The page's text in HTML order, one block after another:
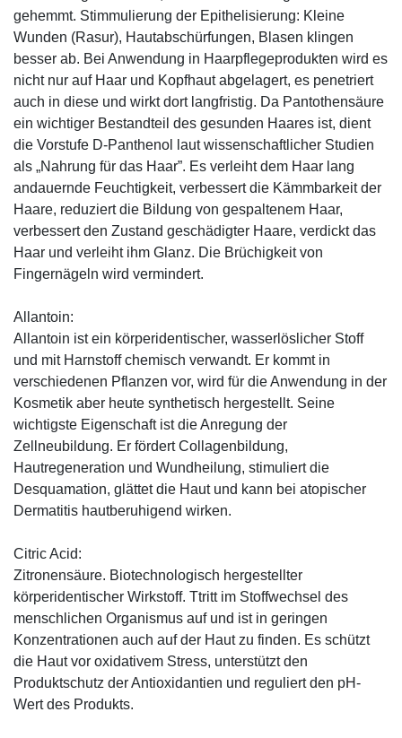
gehemmt. Stimmulierung der Epithelisierung: Kleine
Wunden (Rasur), Hautabschürfungen, Blasen klingen
besser ab. Bei Anwendung in Haarpflegeprodukten wird es
nicht nur auf Haar und Kopfhaut abgelagert, es penetriert
auch in diese und wirkt dort langfristig. Da Pantothensäure
ein wichtiger Bestandteil des gesunden Haares ist, dient
die Vorstufe D-Panthenol laut wissenschaftlicher Studien
als „Nahrung für das Haar”. Es verleiht dem Haar lang
andauernde Feuchtigkeit, verbessert die Kämmbarkeit der
Haare, reduziert die Bildung von gespaltenem Haar,
verbessert den Zustand geschädigter Haare, verdickt das
Haar und verleiht ihm Glanz. Die Brüchigkeit von
Fingernägeln wird vermindert.
Allantoin:
Allantoin ist ein körperidentischer, wasserlöslicher Stoff
und mit Harnstoff chemisch verwandt. Er kommt in
verschiedenen Pflanzen vor, wird für die Anwendung in der
Kosmetik aber heute synthetisch hergestellt. Seine
wichtigste Eigenschaft ist die Anregung der
Zellneubildung. Er fördert Collagenbildung,
Hautregeneration und Wundheilung, stimuliert die
Desquamation, glättet die Haut und kann bei atopischer
Dermatitis hautberuhigend wirken.
Citric Acid:
Zitronensäure. Biotechnologisch hergestellter
körperidentischer Wirkstoff. Ttritt im Stoffwechsel des
menschlichen Organismus auf und ist in geringen
Konzentrationen auch auf der Haut zu finden. Es schützt
die Haut vor oxidativem Stress, unterstützt den
Produktschutz der Antioxidantien und reguliert den pH-
Wert des Produkts.